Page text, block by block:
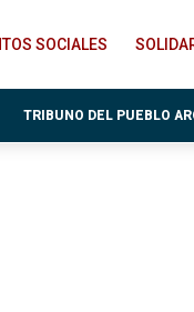
SOCIALES
TRIBUNO DEL PUEBLO